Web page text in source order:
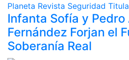
Planeta Revista Seguridad
Infanta Sofía y Pedro
Fernández Forjan el
Soberanía Real